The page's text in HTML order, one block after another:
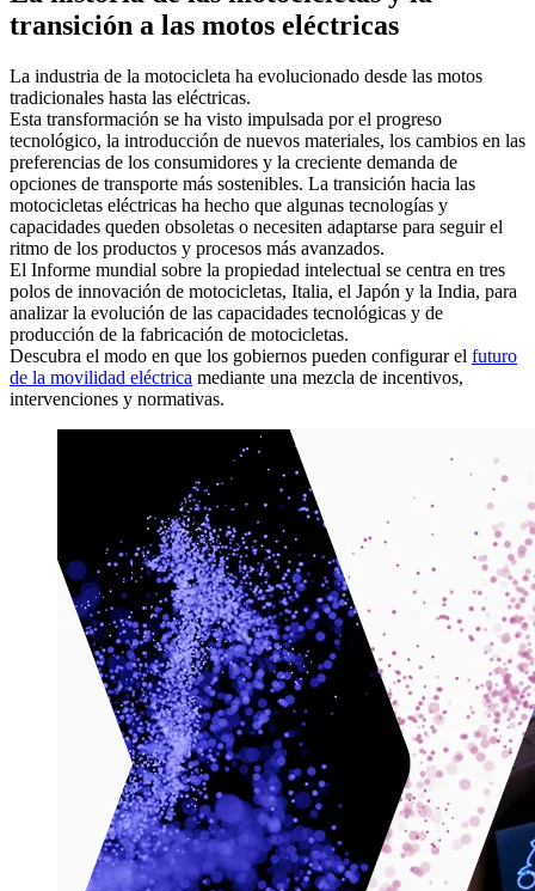
transición a las motos eléctricas
La industria de la motocicleta ha evolucionado desde las motos
tradicionales hasta las eléctricas.
Esta transformación se ha visto impulsada por el progreso
tecnológico, la introducción de nuevos materiales, los cambios en las
preferencias de los consumidores y la creciente demanda de
opciones de transporte más sostenibles. La transición hacia las
motocicletas eléctricas ha hecho que algunas tecnologías y
capacidades queden obsoletas o necesiten adaptarse para seguir el
ritmo de los productos y procesos más avanzados.
El Informe mundial sobre la propiedad intelectual se centra en tres
polos de innovación de motocicletas, Italia, el Japón y la India, para
analizar la evolución de las capacidades tecnológicas y de
producción de la fabricación de motocicletas.
Descubra el modo en que los gobiernos pueden configurar el futuro
de la movilidad eléctrica mediante una mezcla de incentivos,
intervenciones y normativas.